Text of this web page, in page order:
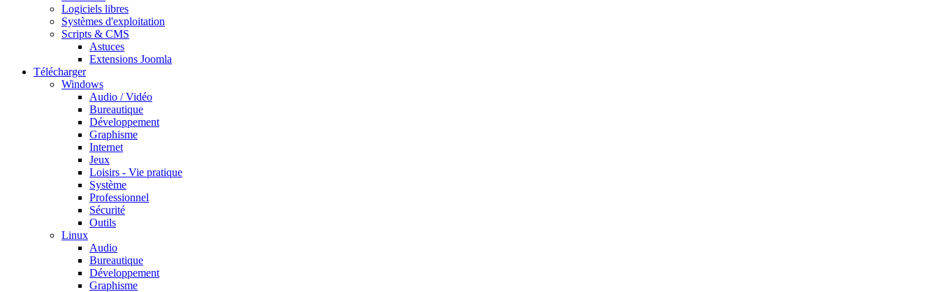
Logiciels libres
Systèmes d'exploitation
Scripts & CMS
Astuces
Extensions Joomla
Télécharger
Windows
Audio / Vidéo
Bureautique
Développement
Graphisme
Internet
Jeux
Loisirs - Vie pratique
Système
Professionnel
Sécurité
Outils
Linux
Audio
Bureautique
Développement
Graphisme